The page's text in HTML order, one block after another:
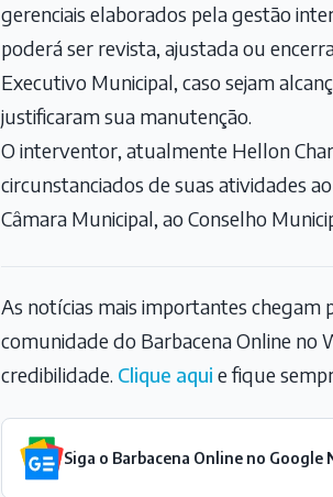
gerenciais elaborados pela gestão
poderá ser revista, ajustada ou
Executivo Municipal, caso sejam
justificaram sua manutenção.
O interventor, atualmente Hellon
circunstanciados de suas atividades
Câmara Municipal, ao Conselho
As notícias mais importantes chegam
comunidade do Barbacena Online no
credibilidade. Clique aqui e fique
Siga o Barbacena Online no Google